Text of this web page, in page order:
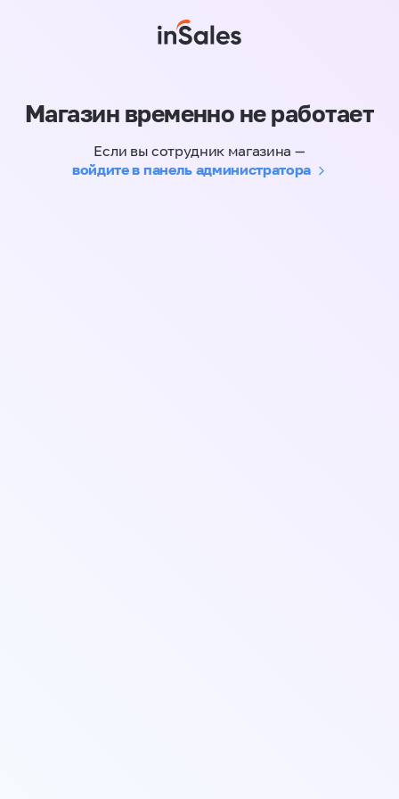
Магазин временно не работает
Если вы сотрудник магазина —
войдите в панель администратора